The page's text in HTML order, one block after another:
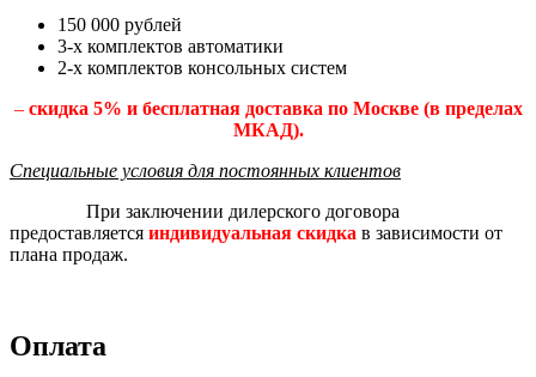
150 000 рублей
3-х комплектов автоматики
2-х комплектов консольных систем
– скидка 5% и бесплатная доставка по Москве (в пределах
МКАД).
Специальные условия для постоянных клиентов
При заключении дилерского договора
предоставляется индивидуальная скидка в зависимости от
плана продаж.
Оплата